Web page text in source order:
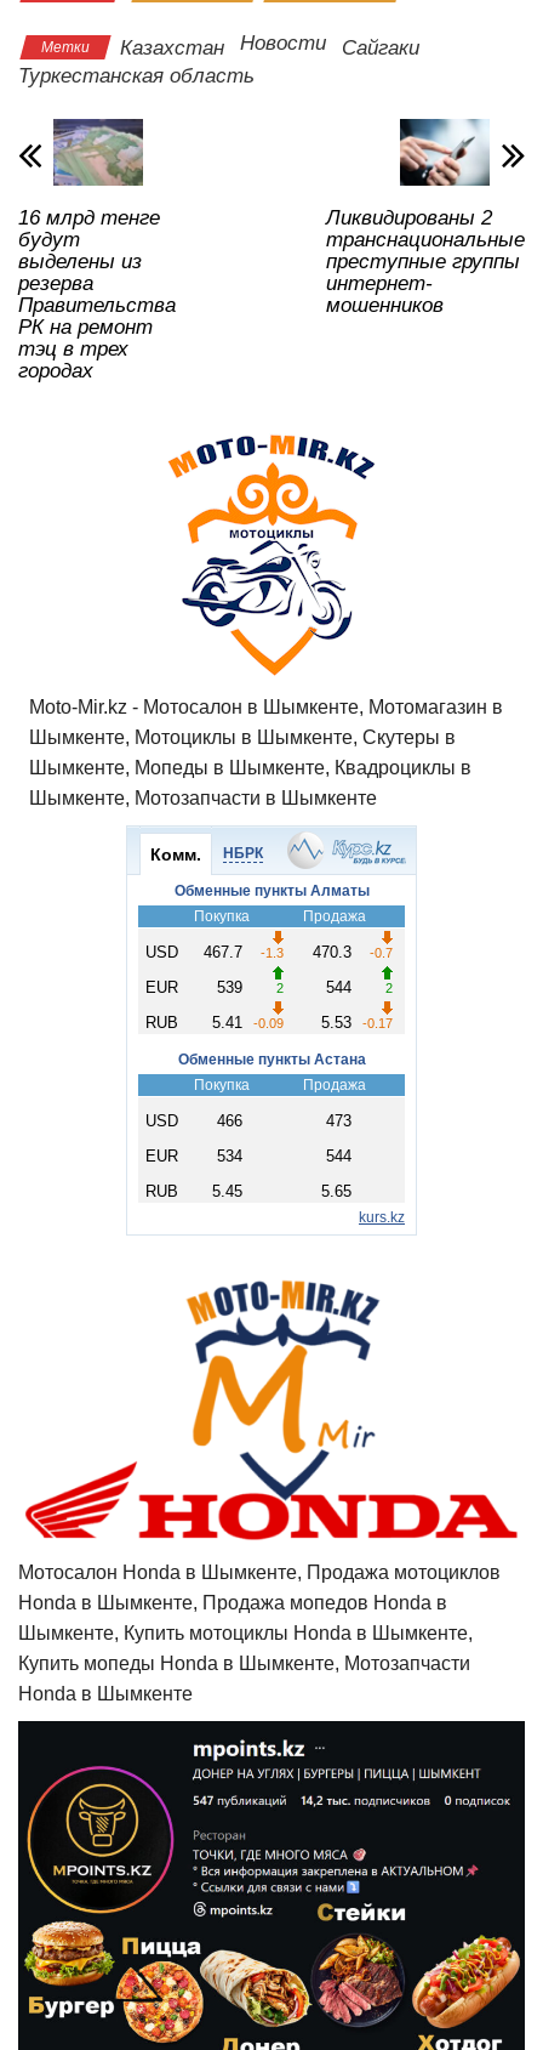
s
A
p
p
e
b
o
o
k
er
o
gr
u
и
ть
Метки Казахстан Новости
Сайгаки
Туркестанская область
16 млрд тенге
будут
выделены из
резерва
Правительства
РК на ремонт
тэц в трех
городах
Ликвидированы 2
транснациональные
преступные группы
интернет-
мошенников
Moto-Mir.kz - Мотосалон в Шымкенте, Мотомагазин в
Шымкенте, Мотоциклы в Шымкенте, Скутеры в
Шымкенте, Мопеды в Шымкенте, Квадроциклы в
Шымкенте, Мотозапчасти в Шымкенте
Мотосалон Honda в Шымкенте, Продажа мотоциклов
Honda в Шымкенте, Продажа мопедов Honda в
Шымкенте, Купить мотоциклы Honda в Шымкенте,
Купить мопеды Honda в Шымкенте, Мотозапчасти
Honda в Шымкенте